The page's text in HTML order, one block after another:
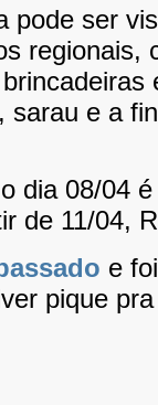
pode ser
regionais,
sarau e a
dia 08/04
de 11/04,
e
pique